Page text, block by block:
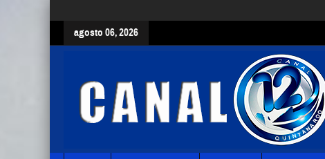
agosto 06, 2026